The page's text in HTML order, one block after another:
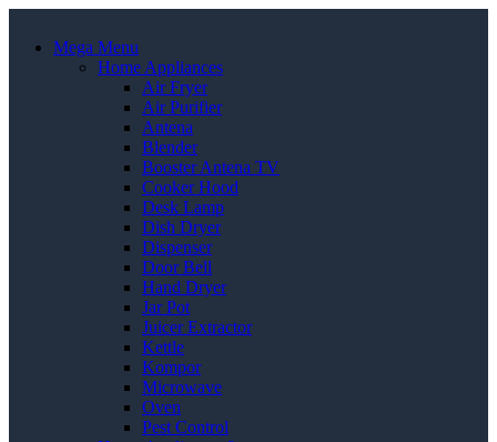
Mega Menu
Home Appliances
Air Fryer
Air Purifier
Antena
Blender
Booster Antena TV
Cooker Hood
Desk Lamp
Dish Dryer
Dispenser
Door Bell
Hand Dryer
Jar Pot
Juicer Extractor
Kettle
Kompor
Microwave
Oven
Pest Control